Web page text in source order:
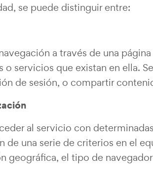
se puede distinguir entre:
a través de una
o servicios que existan en ella.
de sesión, o compartir
al servicio con
de una serie de criterios en el
geográfica, el tipo de